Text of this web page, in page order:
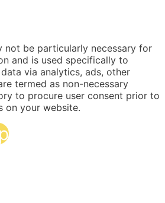
not be particularly necessary for
and is used specifically to
via analytics, ads, other
termed as non-necessary
to procure user consent prior to
on your website.